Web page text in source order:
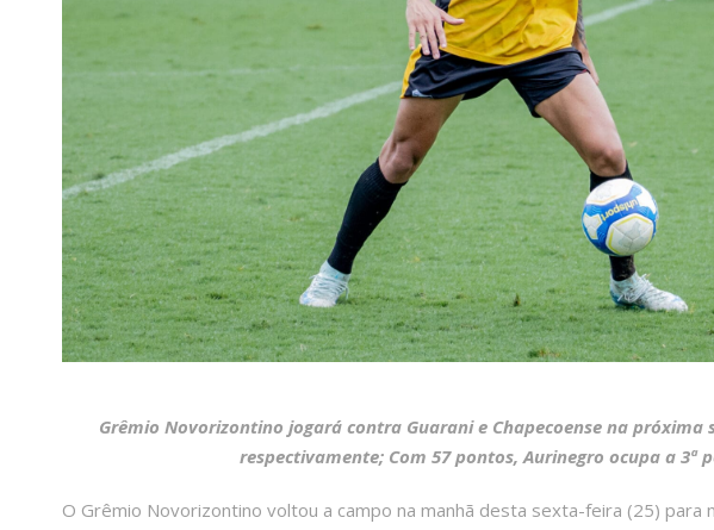
Grêmio Novorizontino jogará contra Guarani e Chapecoense na próxima
respectivamente; Com 57 pontos, Aurinegro ocupa a 3ª
O Grêmio Novorizontino voltou a campo na manhã desta sexta-feira (25) para